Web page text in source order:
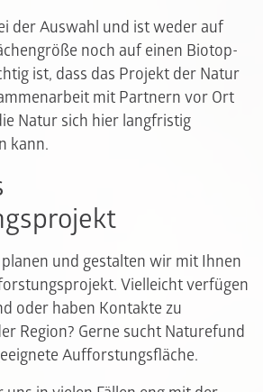
der Auswahl und ist weder auf
noch auf einen Biotop-
ist, dass das Projekt der Natur
mit Partnern vor Ort
Natur sich hier langfristig
kann.
und gestalten wir mit Ihnen
Vielleicht verfügen
oder haben Kontakte zu
Region? Gerne sucht Naturefund
Aufforstungsfläche.